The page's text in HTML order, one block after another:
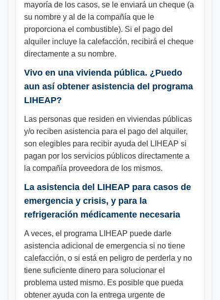
mayoría de los casos, se le enviará un cheque (a
su nombre y al de la compañía que le
proporciona el combustible). Si el pago del
alquiler incluye la calefacción, recibirá el cheque
directamente a su nombre.
Vivo en una vivienda pública. ¿Puedo
aun así obtener asistencia del programa
LIHEAP?
Las personas que residen en viviendas públicas
y/o reciben asistencia para el pago del alquiler,
son elegibles para recibir ayuda del LIHEAP si
pagan por los servicios públicos directamente a
la compañía proveedora de los mismos.
La asistencia del LIHEAP para casos de
emergencia y crisis, y para la
refrigeración médicamente necesaria
A veces, el programa LIHEAP puede darle
asistencia adicional de emergencia si no tiene
calefacción, o si está en peligro de perderla y no
tiene suficiente dinero para solucionar el
problema usted mismo. Es posible que pueda
obtener ayuda con la entrega urgente de